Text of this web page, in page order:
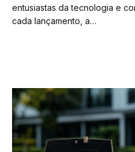
entusiastas da tecnologia e
cada lançamento, a…